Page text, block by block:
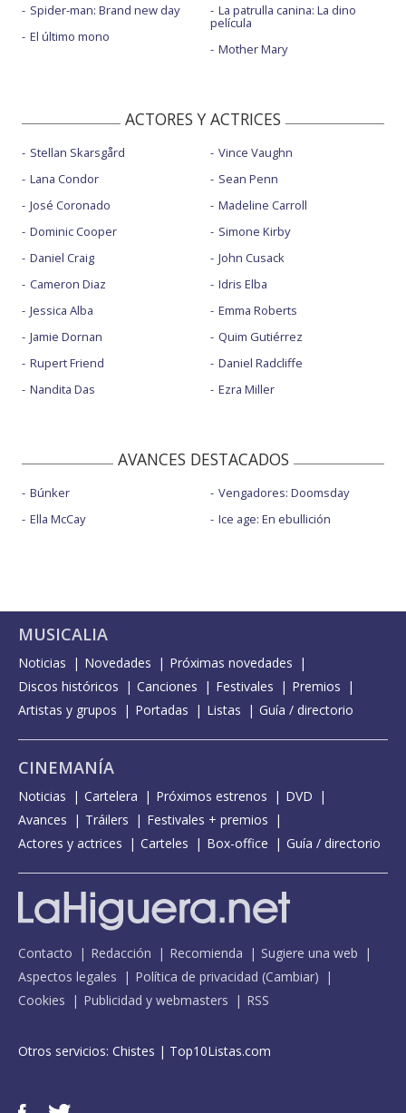
Spider-man: Brand new day
El último mono
La patrulla canina: La dino
película
Mother Mary
ACTORES Y ACTRICES
Stellan Skarsgård
Lana Condor
José Coronado
Dominic Cooper
Daniel Craig
Cameron Diaz
Jessica Alba
Jamie Dornan
Rupert Friend
Nandita Das
Vince Vaughn
Sean Penn
Madeline Carroll
Simone Kirby
John Cusack
Idris Elba
Emma Roberts
Quim Gutiérrez
Daniel Radcliffe
Ezra Miller
AVANCES DESTACADOS
Búnker
Ella McCay
Vengadores: Doomsday
Ice age: En ebullición
MUSICALIA
Noticias Novedades
Próximas novedades
Discos históricos
Canciones Festivales
Premios
Artistas y grupos
Portadas Listas Guía / directorio
CINEMANÍA
Noticias Cartelera Próximos estrenos
DVD
Avances
Tráilers
Festivales + premios
Actores y actrices
Carteles Box-office Guía / directorio
Contacto Redacción Recomienda
Sugiere una web
Aspectos legales
Política de privacidad (Cambiar)
Cookies
Publicidad y webmasters RSS
Otros servicios: Chistes | Top10Listas.com